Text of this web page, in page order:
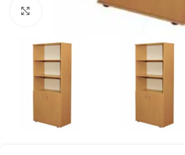
Klick zum Vergrößern